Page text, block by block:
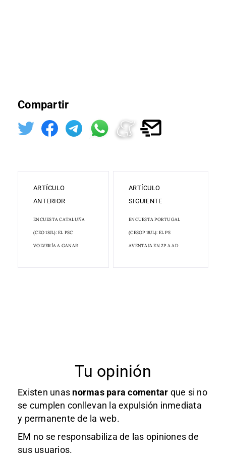
Compartir
ARTÍCULO
ANTERIOR
ENCUESTA CATALUÑA
(CEO 18JL): EL PSC
VOLVERÍA A GANAR
ARTÍCULO
SIGUIENTE
ENCUESTA PORTUGAL
(CESOP 18JL): EL PS
AVENTAJA EN 2P A AD
Tu opinión
Existen unas normas para comentar que si no
se cumplen conllevan la expulsión inmediata
y permanente de la web.
EM no se responsabiliza de las opiniones de
sus usuarios.